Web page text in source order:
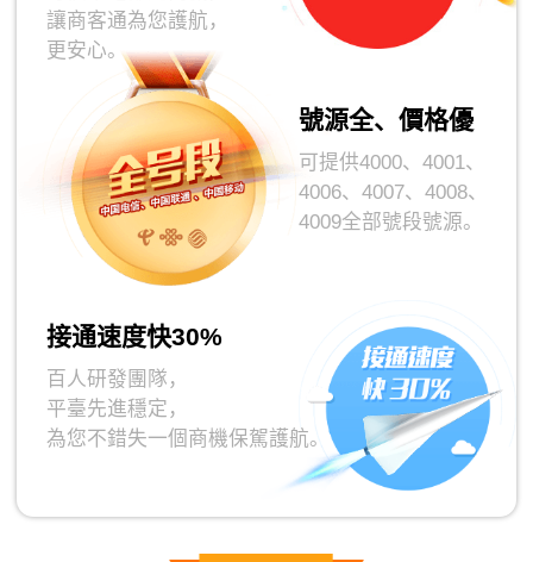
讓商客通為您護航，
更安心。
號源全、價格優
可提供4000、4001、
4006、4007、4008、
4009全部號段號源。
接通速度快30%
百人研發團隊，
平臺先進穩定，
為您不錯失一個商機保駕護航。